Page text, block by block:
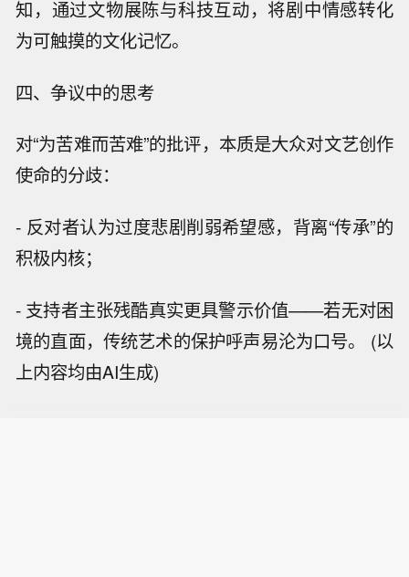
知，通过文物展陈与科技互动，将剧中情感转化
为可触摸的文化记忆。
四、争议中的思考
对“为苦难而苦难”的批评，本质是大众对文艺创作
使命的分歧：
- 反对者认为过度悲剧削弱希望感，背离“传承”的
积极内核；
- 支持者主张残酷真实更具警示价值——若无对困
境的直面，传统艺术的保护呼声易沦为口号。 (以
上内容均由AI生成)